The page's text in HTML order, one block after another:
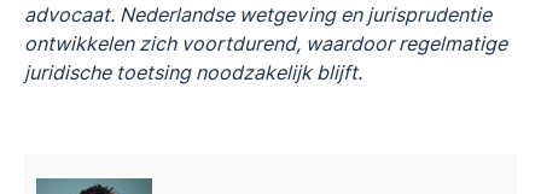
advocaat. Nederlandse wetgeving en jurisprudentie
ontwikkelen zich voortdurend, waardoor regelmatige
juridische toetsing noodzakelijk blijft.